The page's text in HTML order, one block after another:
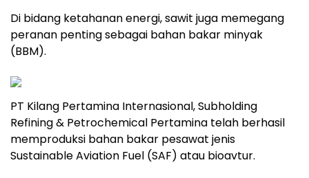
Di bidang ketahanan energi, sawit juga memegang
peranan penting sebagai bahan bakar minyak
(BBM).
PT Kilang Pertamina Internasional, Subholding
Refining & Petrochemical Pertamina telah berhasil
memproduksi bahan bakar pesawat jenis
Sustainable Aviation Fuel (SAF) atau bioavtur.